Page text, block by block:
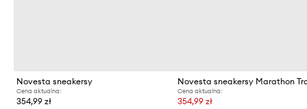
Novesta sneakersy
Cena aktualna:
354,99 zł
Novesta sneakersy Marathon
Cena aktualna:
354,99 zł